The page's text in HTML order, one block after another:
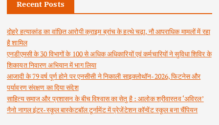
Recent Posts
दोहरे हत्याकांड का वांछित आरोपी क्राइम ब्रांच के हत्थे चढ़ा, नौ आपराधिक मामलों में रहा
है शामिल
एनडीएमसी के 30 विभागों के 100 से अधिक अधिकारियों एवं कर्मचारियों ने सुविधा शिविर के
शिकायत निवारण अभियान में भाग लिया
आजादी के 79 वर्ष पूर्ण होने पर एनसीसी ने निकाली साइक्लोथॉन-2026, फिटनेस और
पर्यावरण संरक्षण का दिया संदेश
साहित्य समाज और प्रशासन के बीच विश्वास का सेतु है : आलोक श्रीवास्तव ‘अविरल’
नैनो नागल इंटर-स्कूल बास्केटबॉल टूर्नामेंट में प्रेजेंटेशन कॉन्वेंट स्कूल बना चैंपियन